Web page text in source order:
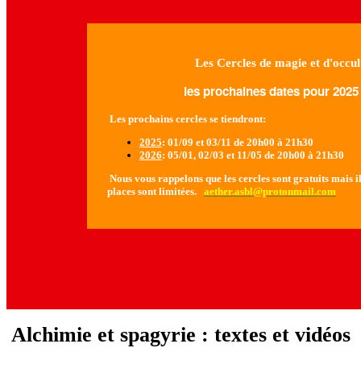
Les Cercles de magie et
les prochaines dates pour 2025
Les prochains cercles se tiendront:
2025: 01/09 et 03/11 de 20h00 à 21h30
2026: 05/01, 02/03 et 11/05 de 20h00 à 21h30
Nous vous rappelons que les cercles sont gratuits
places sont limitées. aether.asbl@protonmail.com
Alchimie et spagyrie : textes et vidéos